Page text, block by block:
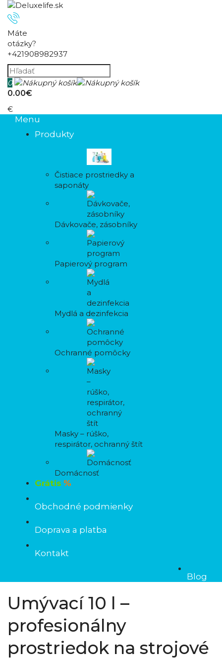
Máte
otázky?
+421908982937
0
0.00€
€
Menu
Produkty
Čistiace prostriedky a
saponáty
Dávkovače, zásobníky
Papierový program
Mydlá a dezinfekcia
Ochranné pomôcky
Masky – rúško,
respirátor, ochranný štít
Domácnosť
Grátis %
Obchodné podmienky
Doprava a platba
Kontakt
Blog
Umývací 10 l –
profesionálny
prostriedok na strojové